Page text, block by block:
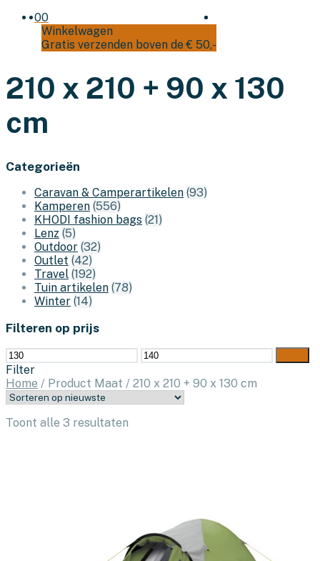
00
Winkelwagen
Gratis verzenden boven de € 50,-
210 x 210 + 90 x 130
cm
Categorieën
Caravan & Camperartikelen (93)
Kamperen (556)
KHODI fashion bags (21)
Lenz (5)
Outdoor (32)
Outlet (42)
Travel (192)
Tuin artikelen (78)
Winter (14)
Filteren op prijs
Min.
prijs
Max.
prijs
Filter
Home / Product Maat / 210 x 210 + 90 x 130 cm
Toont alle 3 resultaten